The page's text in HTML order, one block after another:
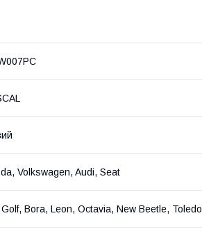
Volkswagen, Audi, Seat
Bora, Leon, Octavia, New Beetle, Toledo